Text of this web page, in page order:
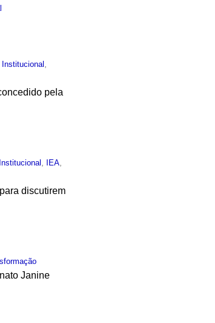
Institucional ,
pela
Institucional , IEA,
discutirem
Janine